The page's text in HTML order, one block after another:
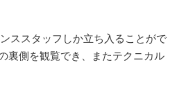
ススタッフしか立ち入ることがで
裏側を観覧でき、またテクニカル